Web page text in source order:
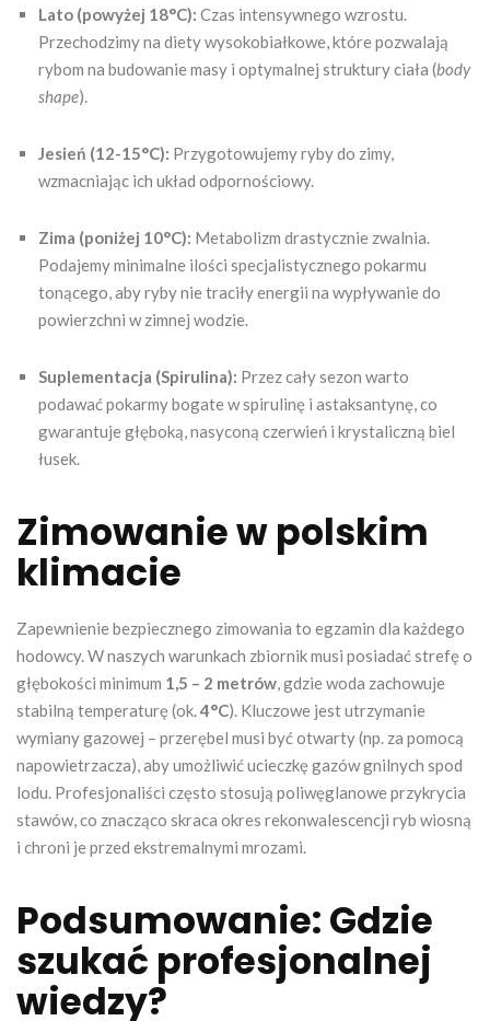
Lato (powyżej 18°C): Czas intensywnego wzrostu.
Przechodzimy na diety wysokobiałkowe, które pozwalają
rybom na budowanie masy i optymalnej struktury ciała (body
shape).
Jesień (12-15°C): Przygotowujemy ryby do zimy,
wzmacniając ich układ odpornościowy.
Zima (poniżej 10°C): Metabolizm drastycznie zwalnia.
Podajemy minimalne ilości specjalistycznego pokarmu
tonącego, aby ryby nie traciły energii na wypływanie do
powierzchni w zimnej wodzie.
Suplementacja (Spirulina): Przez cały sezon warto
podawać pokarmy bogate w spirulinę i astaksantynę, co
gwarantuje głęboką, nasyconą czerwień i krystaliczną biel
łusek.
Zimowanie w polskim
klimacie
Zapewnienie bezpiecznego zimowania to egzamin dla każdego
hodowcy. W naszych warunkach zbiornik musi posiadać strefę o
głębokości minimum 1,5 – 2 metrów, gdzie woda zachowuje
stabilną temperaturę (ok.4°C). Kluczowe jest utrzymanie
wymiany gazowej – przerębel musi być otwarty (np. za pomocą
napowietrzacza), aby umożliwić ucieczkę gazów gnilnych spod
lodu. Profesjonaliści często stosują poliwęglanowe przykrycia
stawów, co znacząco skraca okres rekonwalescencji ryb wiosną
i chroni je przed ekstremalnymi mrozami.
Podsumowanie: Gdzie
szukać profesjonalnej
wiedzy?